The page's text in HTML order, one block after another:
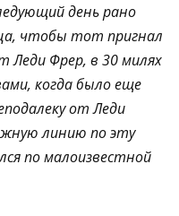
день рано
чтобы тот пригнал
Леди Фрер, в 30 милях
когда было еще
от Леди
линию по эту
по малоизвестной